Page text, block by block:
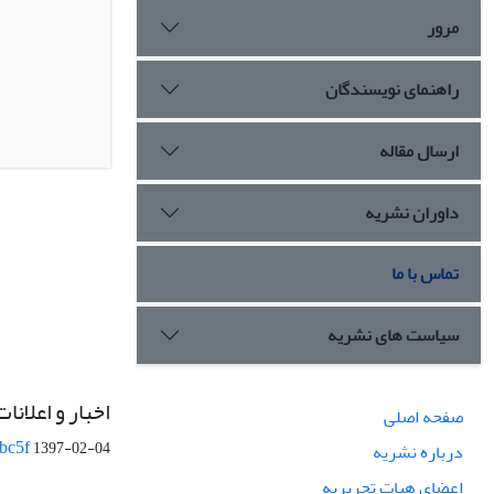
مرور
راهنمای نویسندگان
ارسال مقاله
داوران نشریه
تماس با ما
سیاست های نشریه
صفحه اصلی
درباره نشریه
اعضای هیات تحریریه
اخبار و
1397-02-04